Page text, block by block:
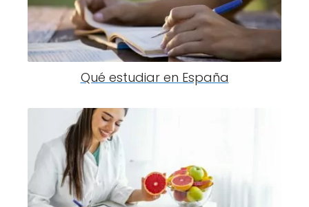
Qué estudiar en España